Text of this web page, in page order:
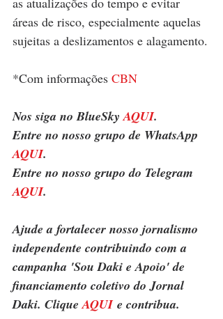
áreas de risco, especialmente aquelas
sujeitas a deslizamentos e alagamento.
*Com informações CBN
Nos siga no BlueSky AQUI.
Entre no nosso grupo de WhatsApp
AQUI.
Entre no nosso grupo do Telegram
AQUI.
Ajude a fortalecer nosso jornalismo
independente contribuindo com a
campanha 'Sou Daki e Apoio' de
financiamento coletivo do Jornal
Daki. Clique AQUI e contribua.